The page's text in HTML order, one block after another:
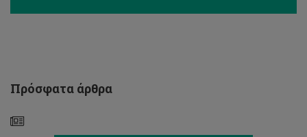
Πρόσφατα άρθρα
μαθημάτων
Εξάμηνο
2024-